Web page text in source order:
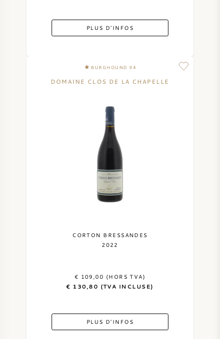
PLUS D'INFOS
BURGHOUND 94
DOMAINE CLOS DE LA CHAPELLE
CORTON BRESSANDES
2022
€ 109,00 (HORS TVA)
€ 130,80 (TVA INCLUSE)
PLUS D'INFOS